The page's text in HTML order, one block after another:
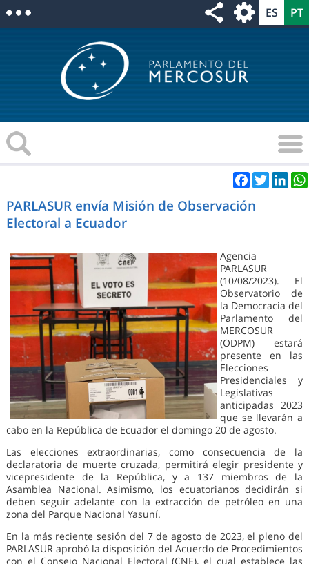
Facebook
Twitter
PARLASUR envía Misión de Observación
Electoral a Ecuador
Agencia
PARLASUR
(10/08/2023). El
Observatorio de
la Democracia del
Parlamento del
MERCOSUR
(ODPM) estará
presente en las
Elecciones
Presidenciales y
Legislativas
anticipadas 2023
que se llevarán a
cabo en la República de Ecuador el domingo 20 de agosto.
Las elecciones extraordinarias, como consecuencia de la
declaratoria de muerte cruzada, permitirá elegir presidente y
vicepresidente de la República, y a 137 miembros de la
Asamblea Nacional. Asimismo, los ecuatorianos decidirán si
deben seguir adelante con la extracción de petróleo en una
zona del Parque Nacional Yasuní.
En la más reciente sesión del 7 de agosto de 2023, el pleno del
PARLASUR aprobó la disposición del Acuerdo de Procedimientos
con el Consejo Nacional Electoral (CNE), el cual establece las